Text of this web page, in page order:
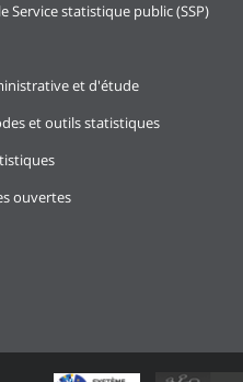
Service statistique public (SSP)
et d'étude
et outils statistiques
ouvertes